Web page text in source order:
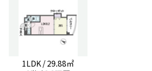
1LDK / 29.88㎡